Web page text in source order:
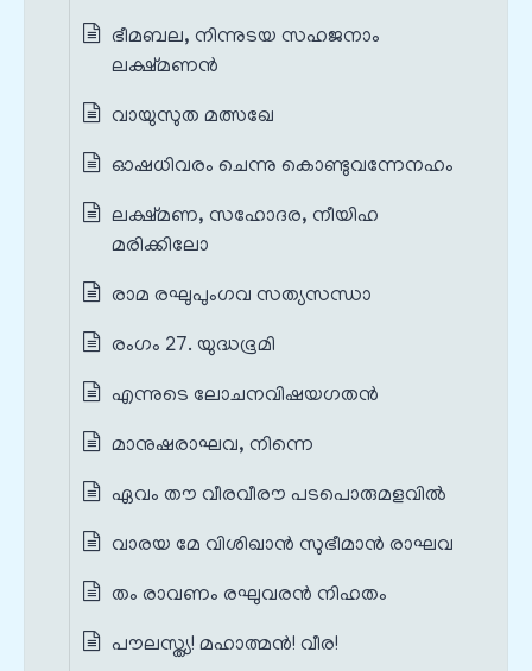
ഭീമബല, നിന്നുടയ സഹജനാം
ലക്ഷ്മണൻ
വായുസുത മത്സഖേ
ഓഷധിവരം ചെന്നു കൊണ്ടുവന്നേനഹം
ലക്ഷ്മണ, സഹോദര, നീയിഹ
മരിക്കിലോ
രാമ രഘുപുംഗവ സത്യസന്ധാ
രംഗം 27. യുദ്ധഭൂമി
എന്നുടെ ലോചനവിഷയഗതൻ
മാനുഷരാഘവ, നിന്നെ
ഏവം തൗ വീരവീരൗ പടപൊരുമളവിൽ
വാരയ മേ വിശിഖാൻ സുഭീമാൻ രാഘവ
തം രാവണം രഘുവരൻ നിഹതം
പൗലസ്ത്യ! മഹാത്മൻ! വീര!